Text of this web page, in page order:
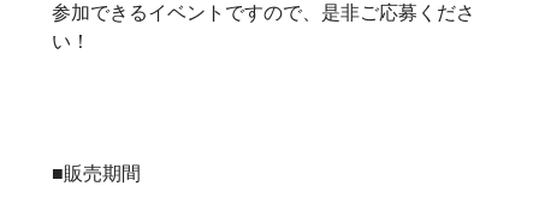
参加できるイベントですので、是非ご応募くださ
い！
■販売期間